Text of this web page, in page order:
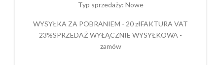
Typ sprzedaży: Nowe
WYSYŁKA ZA POBRANIEM - 20 złFAKTURA VAT
23%SPRZEDAŻ WYŁĄCZNIE WYSYŁKOWA -
zamów